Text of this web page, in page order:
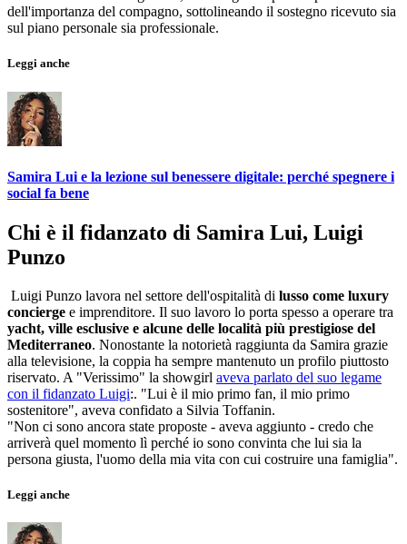
dell'importanza del compagno, sottolineando il sostegno ricevuto sia
sul piano personale sia professionale.
Leggi anche
Samira Lui e la lezione sul benessere digitale: perché spegnere i
social fa bene
Chi è il fidanzato di Samira Lui, Luigi
Punzo
Luigi Punzo lavora nel settore dell'ospitalità di lusso come luxury
concierge e imprenditore. Il suo lavoro lo porta spesso a operare tra
yacht, ville esclusive e alcune delle località più prestigiose del
Mediterraneo. Nonostante la notorietà raggiunta da Samira grazie
alla televisione, la coppia ha sempre mantenuto un profilo piuttosto
riservato. A "Verissimo" la showgirl aveva parlato del suo legame
con il fidanzato Luigi:. "Lui è il mio primo fan, il mio primo
sostenitore", aveva confidato a Silvia Toffanin.
"Non ci sono ancora state proposte - aveva aggiunto - credo che
arriverà quel momento lì perché io sono convinta che lui sia la
persona giusta, l'uomo della mia vita con cui costruire una famiglia".
Leggi anche